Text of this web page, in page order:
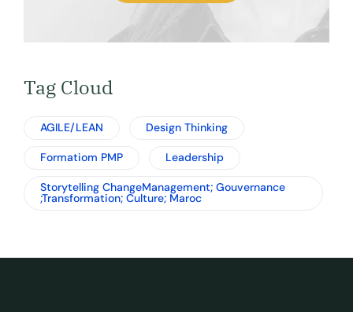
Tag Cloud
AGILE/LEAN Design Thinking
Formatiom PMP Leadership
Storytelling ChangeManagement; Gouvernance
;Transformation; Culture; Maroc